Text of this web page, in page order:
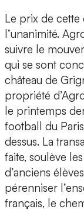
Le prix de cette
l’unanimité.
suivre le
qui se sont
château de
propriété
le printemps
football du
dessus. La
faite, soulève
d’anciens
pérenniser
français, le